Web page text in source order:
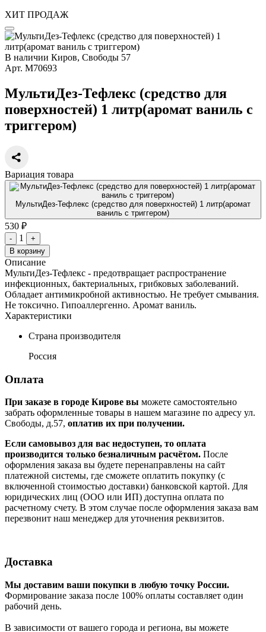
ХИТ ПРОДАЖ
В наличии Киров, Свободы 57
Арт. М70693
МультиДез-Тефлекс (средство для
поверхностей) 1 литр(аромат ваниль с
триггером)
Вариация товара
МультиДез-Тефлекс (средство для поверхностей) 1 литр(аромат
ваниль с триггером)
530 ₽
- 1
+
В корзину
Описание
МультиДез-Тефлекс - предотвращает распространение
инфекционных, бактериальных, грибковых заболеваний.
Обладает антимикробной активностью. Не требует смывания.
Не токсично. Гипоаллергенно. Аромат ваниль.
Характеристики
Страна производителя
Россия
Оплата
При заказе в городе Кирове вы можете самостоятельно
забрать оформленные товары в нашем магазине по адресу ул.
Свободы, д.57, оплатив их при получении.
Если самовывоз для вас недоступен, то оплата
производится только безналичным расчётом. После
оформления заказа вы будете перенаправлены на сайт
платежной системы, где сможете оплатить покупку (с
включенной стоимостью доставки) банковской картой. Для
юридических лиц (ООО или ИП) доступна оплата по
расчетному счету. В этом случае после оформления заказа вам
перезвонит наш менеджер для уточнения реквизитов.
Доставка
Мы доставим ваши покупки в любую точку России.
Формирование заказа после 100% оплаты составляет один
рабочий день.
В зависимости от вашего города и региона, вы можете